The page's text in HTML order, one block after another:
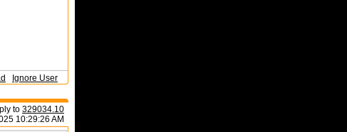
Ignore User
to 329034.10
10:29:26 AM